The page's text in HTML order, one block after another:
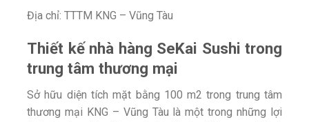
Địa chỉ: TTTM KNG – Vũng Tàu
Thiết kế nhà hàng SeKai Sushi trong
trung tâm thương mại
Sở hữu diện tích mặt bằng 100 m2 trong trung tâm
thương mại KNG – Vũng Tàu là một trong những lợi